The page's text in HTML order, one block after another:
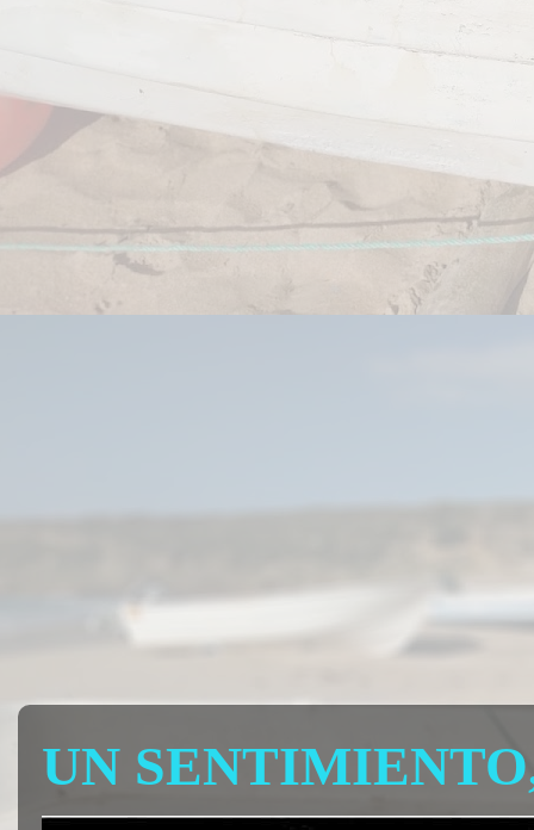
UN